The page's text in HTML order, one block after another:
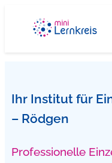
springen
Ihr Institut für
– Rödgen
Professionelle